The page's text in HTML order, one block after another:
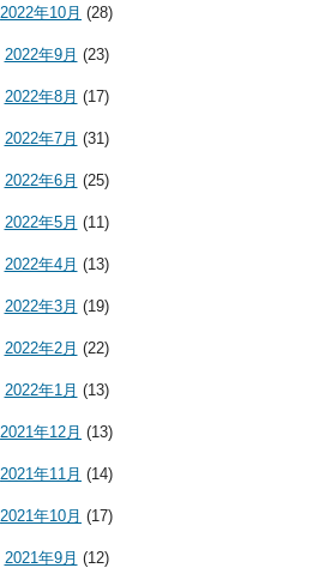
2022年10月 (28)
2022年9月 (23)
2022年8月 (17)
2022年7月 (31)
2022年6月 (25)
2022年5月 (11)
2022年4月 (13)
2022年3月 (19)
2022年2月 (22)
2022年1月 (13)
2021年12月 (13)
2021年11月 (14)
2021年10月 (17)
2021年9月 (12)